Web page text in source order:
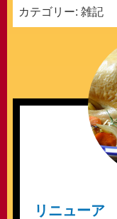
カテゴリー: 雑記
リニューア